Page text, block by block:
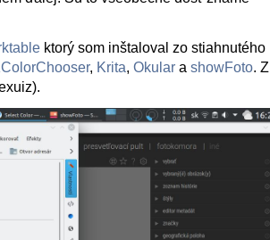
ktorý som inštaloval zo stiahnutého
, Krita, Okular a showFoto. Z